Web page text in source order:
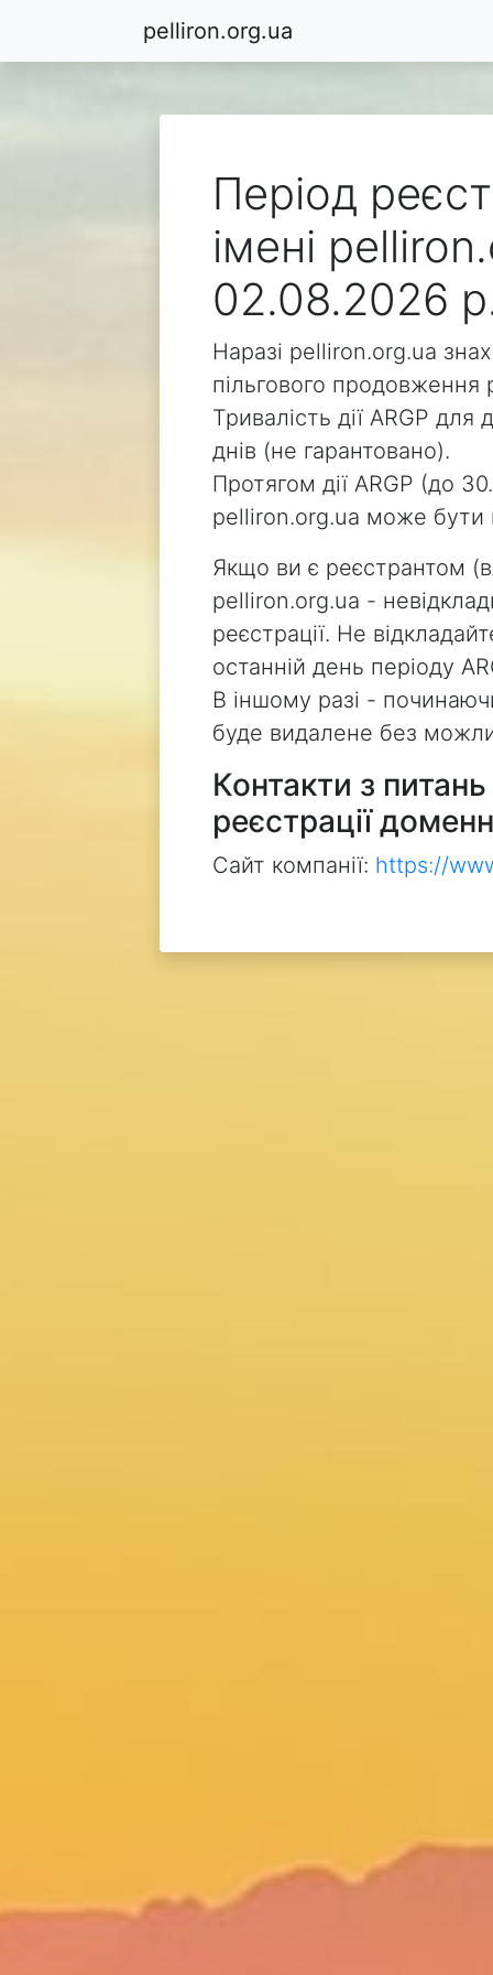
pelliron.org.ua
Період
імені
02.08.2026
Наразі pelliron.org.ua
пільгового продовження
Тривалість дії ARGP
днів (не гарантовано).
Протягом дії ARGP (до
pelliron.org.ua може бути
Якщо ви є реєстрантом
pelliron.org.ua -
реєстрації. Не
останній день періоду
В іншому разі -
буде видалене без
Контакти з
реєстрації
Сайт компанії: https://